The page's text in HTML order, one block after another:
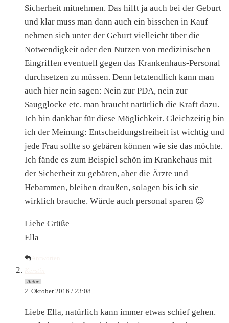
Sicherheit mitnehmen. Das hilft ja auch bei der Geburt
und klar muss man dann auch ein bisschen in Kauf
nehmen sich unter der Geburt vielleicht über die
Notwendigkeit oder den Nutzen von medizinischen
Eingriffen eventuell gegen das Krankenhaus-Personal
durchsetzen zu müssen. Denn letztendlich kann man
auch hier nein sagen: Nein zur PDA, nein zur
Saugglocke etc. man braucht natürlich die Kraft dazu.
Ich bin dankbar für diese Möglichkeit. Gleichzeitig bin
ich der Meinung: Entscheidungsfreiheit ist wichtig und
jede Frau sollte so gebären können wie sie das möchte.
Ich fände es zum Beispiel schön im Krankehaus mit
der Sicherheit zu gebären, aber die Ärzte und
Hebammen, bleiben draußen, solagen bis ich sie
wirklich brauche. Würde auch personal sparen 😉
Liebe Grüße
Ella
Autor
2. Oktober 2016 / 23:08
Liebe Ella, natürlich kann immer etwas schief gehen.